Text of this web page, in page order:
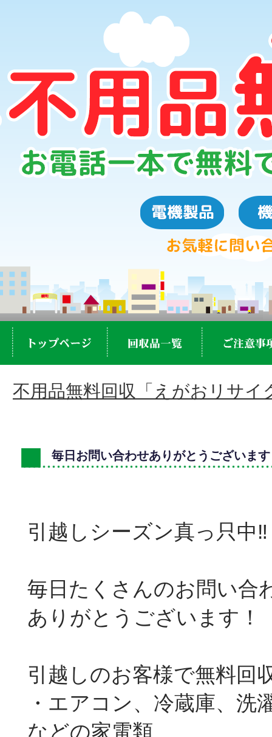
不用品無料回収「えがおリサイ
毎日お問い合わせありがとうございま
引越しシーズン真っ只中‼︎
毎日たくさんのお問い合
ありがとうございます！
引越しのお客様で無料回
・エアコン、冷蔵庫、洗
などの家電類